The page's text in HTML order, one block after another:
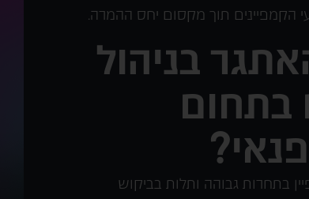
הקמפיינים תוך מקסום יחס ההמרה.
בניהול
בתחום
בתחרות גבוהה ותלות בביקוש